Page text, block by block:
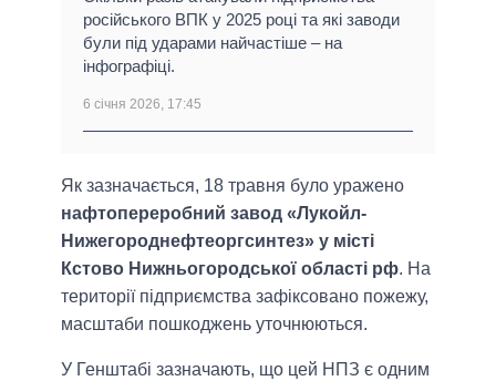
російського ВПК у 2025 році та які заводи
були під ударами найчастіше – на
інфографіці.
6 січня 2026, 17:45
Як зазначається, 18 травня було уражено
нафтопереробний завод «Лукойл-
Нижегороднефтеоргсинтез» у місті
Кстово Нижньогородської області рф. На
території підприємства зафіксовано пожежу,
масштаби пошкоджень уточнюються.
У Генштабі зазначають, що цей НПЗ є одним